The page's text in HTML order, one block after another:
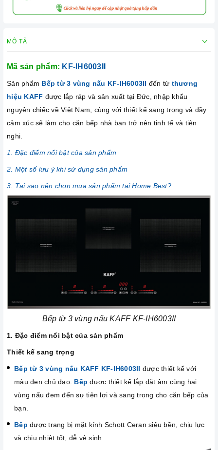
MÔ TẢ
Mã sản phẩm: KF-IH6003II
Sản phẩm Bếp từ 3 vùng nấu KF-IH6003II đến từ thương
hiệu KAFF được lắp ráp và sản xuất tại Đức, nhập khẩu
nguyên chiếc về Việt Nam, cùng với thiết kế sang trọng và đầy
cảm xúc sẽ làm cho căn bếp nhà bạn trở nên tinh tế và tiện
nghi.
1. Đặc điểm nổi bật của sản phẩm
2. Một số lưu ý khi sử dụng sản phẩm
3. Tại sao nên chọn mua sản phẩm tại Home Best?
Bếp từ 3 vùng nấu KAFF KF-IH6003II
1. Đặc điểm nổi bật của sản phẩm
Thiết kế sang trọng
Bếp từ 3 vùng nấu KAFF KF-IH6003II được thiết kế với
màu đen chủ đạo. Bếp được thiết kế lắp đặt âm cùng hai
vùng nấu đem đến sự tiện lợi và sang trọng cho căn bếp của
bạn.
Bếp được trang bị mặt kính Schott Ceran siêu bền, chịu lực
và chịu nhiệt tốt, dễ vệ sinh.